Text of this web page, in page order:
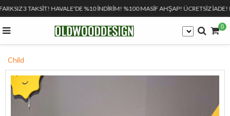
3 TAKSİT! HAVALE'DE %10 İNDİRİM! %100 MASİF AHŞAP! ÜCRETSİZ İADE!
0
Child